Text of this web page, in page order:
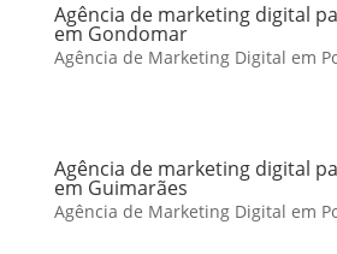
Agência de marketing digital
em Gondomar
Agência de Marketing Digital em
Agência de marketing digital
em Guimarães
Agência de Marketing Digital em